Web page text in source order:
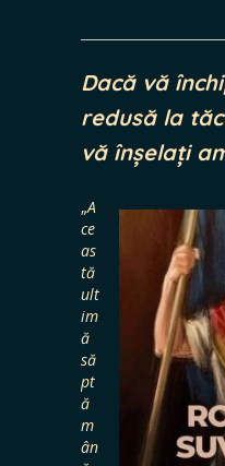
Dacă vă
redusă la
vă înșelați
„A
ce
as
tă
ult
im
ă
să
pt
ă
m
ân